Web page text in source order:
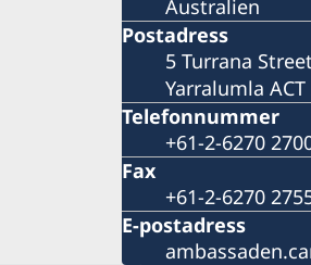
Australien
Postadress
5 Turrana Street
Yarralumla ACT
Telefonnummer
+61-2-6270
Fax
+61-2-6270
E-postadress